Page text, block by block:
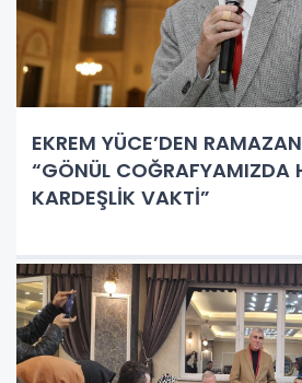
EKREM YÜCE’DEN
“GÖNÜL COĞRAFYAMIZDA
KARDEŞLİK VAKTİ”